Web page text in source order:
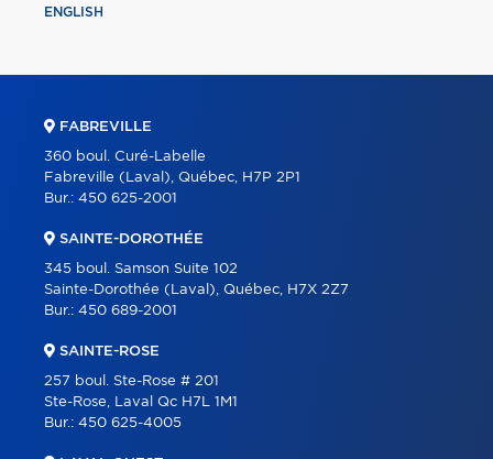
ENGLISH
FABREVILLE
360 boul. Curé-Labelle
Fabreville (Laval), Québec, H7P 2P1
Bur.: 450 625-2001
SAINTE-DOROTHÉE
345 boul. Samson Suite 102
Sainte-Dorothée (Laval), Québec, H7X 2Z7
Bur.: 450 689-2001
SAINTE-ROSE
257 boul. Ste-Rose # 201
Ste-Rose, Laval Qc H7L 1M1
Bur.: 450 625-4005